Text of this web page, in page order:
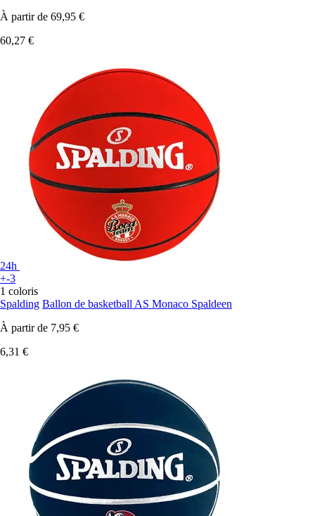
À partir de 69,95 €
60,27 €
24h
+-3
1 coloris
Spalding Ballon de basketball AS Monaco Spaldeen
À partir de 7,95 €
6,31 €